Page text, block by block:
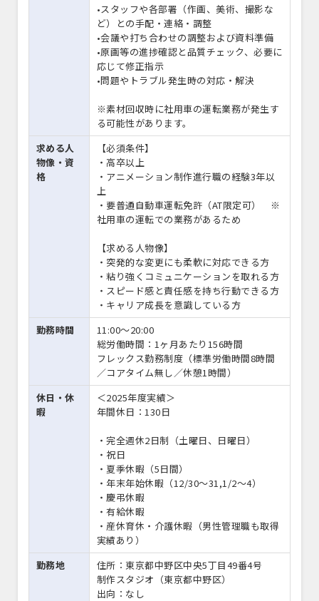
•スタッフや各部署（作画、美術、撮影な
ど）との手配・連絡・調整
•会議や打ち合わせの調整および資料準備
•原画等の進捗確認と品質チェック、必要に
応じて修正指示
•問題やトラブル発生時の対応・解決
※素材回収時に社用車の運転業務が発生す
る可能性があります。
求める人
物像・資
格
【必須条件】
・⾼卒以上
・アニメーション制作進⾏職の経験3年以
上
・要普通⾃動⾞運転免許（AT限定可） ※
社用車の運転での業務があるため
【求める人物像】
・突発的な変更にも柔軟に対応できる方
・粘り強くコミュニケーションを取れる方
・スピード感と責任感を持ち行動できる方
・キャリア成長を意識している方
勤務時間
11:00〜20:00
総労働時間：1ヶ月あたり156時間
フレックス勤務制度（標準労働時間8時間
／コアタイム無し／休憩1時間）
休日・休
暇
＜2025年度実績＞
年間休日：130日
・完全週休2日制（土曜日、日曜日）
・祝日
・夏季休暇（5日間）
・年末年始休暇（12/30～31,1/2～4）
・慶弔休暇
・有給休暇
・産休育休・介護休暇（男性管理職も取得
実績あり）
勤務地
住所：東京都中野区中央5丁目49番4号
制作スタジオ（東京都中野区）
出向：なし